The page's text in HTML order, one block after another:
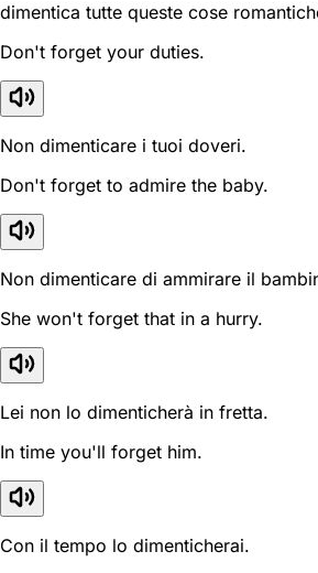
dimentica tutte queste cose
Don't forget your duties.
Non dimenticare i tuoi doveri.
Don't forget to admire the baby.
Non dimenticare di ammirare il
She won't forget that in a hurry.
Lei non lo dimenticherà in fretta.
In time you'll forget him.
Con il tempo lo dimenticherai.